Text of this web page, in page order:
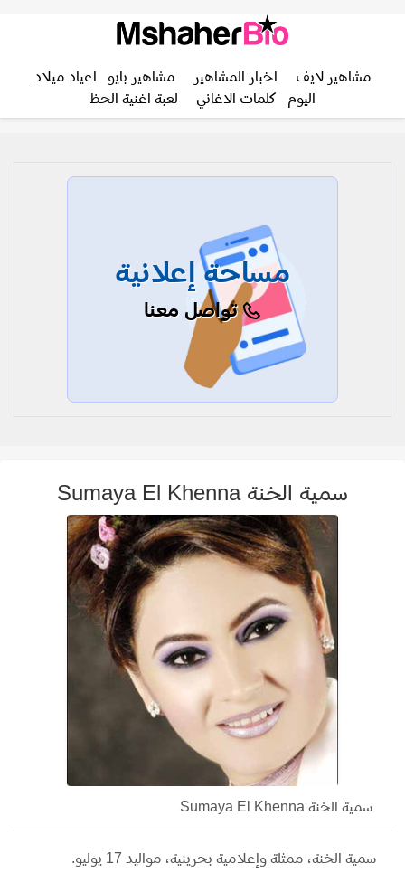
مشاهير لايف اخبار المشاهير مشاهير بايو
اعياد ميلاد
اليوم
كلمات الاغاني لعبة اغنية الحظ
مساحة إعلانية
تواصل معنا
سمية الخنة Sumaya El Khenna
سمية الخنة Sumaya El Khenna
سمية الخنة، ممثلة وإعلامية بحرينية، مواليد 17 يوليو.